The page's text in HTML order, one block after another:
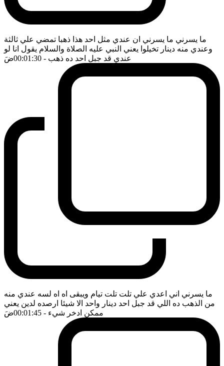
ما يسرني ما يسرني ان عندي مثل احد هذا ذهبا تمضي علي ثالثة
وعندي منه دينار تخيلوا يعني النبي عليه الصلاة والسلام يقول انا لو
عندي قد جبل احد ده ذهب - 00:01:30 ضَ
ما يسرني اني اعدي علي تلت تلت تيام ويبقى اه اه لسه عندي منه
من الذهب ده اللي قد جبل احد دينار واحد الا شيئا ارصده لدين يعني
ممكن ادخر شيء - 00:01:45 ضَ